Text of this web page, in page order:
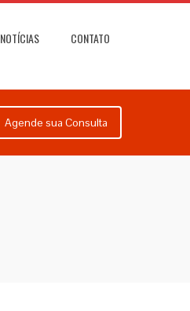
NOTÍCIAS CONTATO
Agende sua Consulta